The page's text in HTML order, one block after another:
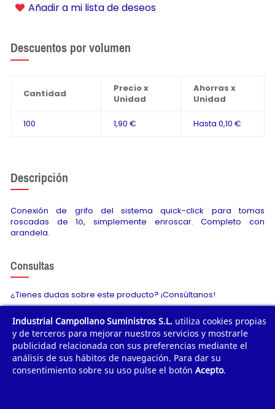
Añadir a mi lista de deseos
Descuentos por volumen
Cantidad
Precio x
Unidad
Ahorras x
Unidad
100 1,90 € Hasta 0,10 €
Descripción
Conexión de grifo del sistema quick-click para tomas
roscadas de 1ö, simplemente enroscar. Completo con
arandela.
Consultas
¿Tienes dudas sobre este producto? ¡Consúltanos!
Envíanos tu consulta
Industrial Campollano Suministros S.L. utiliza cookies propias
y de terceros para mejorar nuestros servicios y mostrarle
publicidad relacionada con sus preferencias mediante el
análisis de sus hábitos de navegación. Para dar su
consentimiento sobre su uso pulse el botón Acepto.